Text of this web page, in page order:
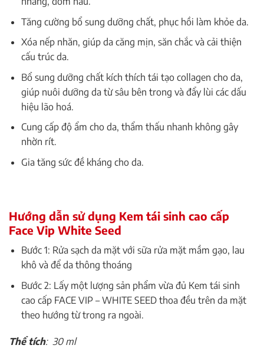
Tăng cường bổ sung dưỡng chất, phục hồi làm khỏe da.
Xóa nếp nhăn, giúp da căng mịn, săn chắc và cải thiện
cấu trúc da.
Bổ sung dưỡng chất kích thích tái tạo collagen cho da,
giúp nuôi dưỡng da từ sâu bên trong và đẩy lùi các dấu
hiệu lão hoá.
Cung cấp độ ẩm cho da, thẩm thấu nhanh không gây
nhờn rít.
Gia tăng sức đề kháng cho da.
Hướng dẫn sử dụng Kem tái sinh cao cấp
Face Vip White Seed
Bước 1: Rửa sạch da mặt với sữa rửa mặt mầm gạo, lau
khô và để da thông thoáng
Bước 2: Lấy một lượng sản phẩm vừa đủ Kem tái sinh
cao cấp FACE VIP – WHITE SEED thoa đều trên da mặt
theo hướng từ trong ra ngoài.
Thể tích: 30 ml